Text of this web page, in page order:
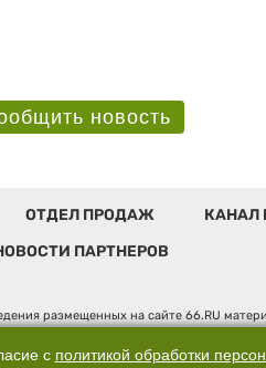
новость
ОТДЕЛ ПРОДАЖ КАНАЛ
ПАРТНЕРОВ
размещенных на сайте 66.RU
в сфере связи, информационных
адрес: 620014,
с политикой обработки